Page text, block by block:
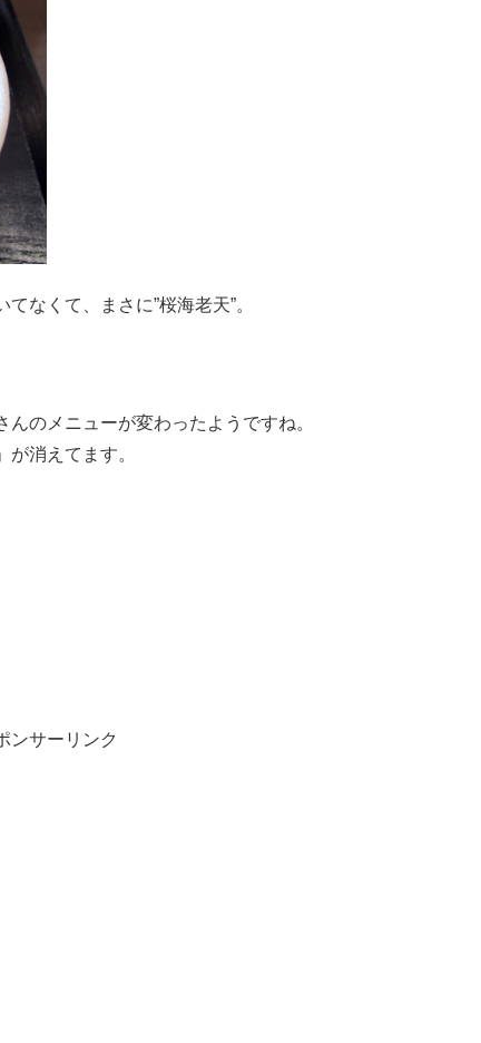
なくて、まさに”桜海老天”。
のメニューが変わったようですね。
消えてます。
ンサーリンク